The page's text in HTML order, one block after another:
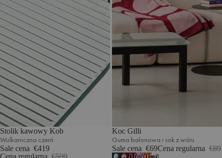
Stolik kawowy Kob
Wulkaniczna czerń
Sale cena €419
Cena regularna €599
Koc Gilli
Guma balonowa i sok z wiśni
Sale cena €69Cena regularna €89
7